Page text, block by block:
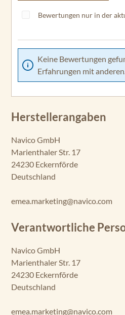
Bewertungen nur in der
Keine Bewertungen
Erfahrungen mit
Herstellerangaben
Navico GmbH
Marienthaler Str. 17
24230 Eckernförde
Deutschland
emea.marketing@navico.com
Verantwortliche
Navico GmbH
Marienthaler Str. 17
24230 Eckernförde
Deutschland
emea.marketing@navico.com